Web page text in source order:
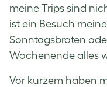
meine Trips sind
ist ein Besuch
Sonntagsbraten
Wochenende alles
Vor kurzem haben